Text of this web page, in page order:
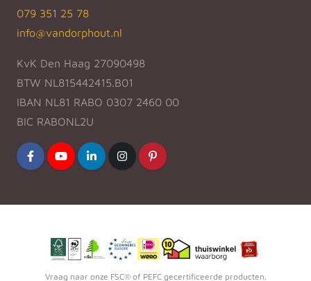
079 351 25 78
info@vandorphout.nl
KvK Den Haag 27090498
BTW NL815442415.B01
IBAN NL81 RABO 0307 2460 00
BIC RABONL2U
Vraag naar onze FSC® of PEFC gecertificeerde producten.